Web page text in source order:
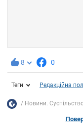
8 0
Теги Редакційна
Новини.